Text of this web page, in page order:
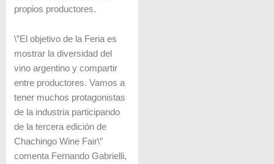
propios productores.
\”El objetivo de la Feria es
mostrar la diversidad del
vino argentino y compartir
entre productores. Vamos a
tener muchos protagonistas
de la industria participando
de la tercera edición de
Chachingo Wine Fair\”
comenta Fernando Gabrielli,